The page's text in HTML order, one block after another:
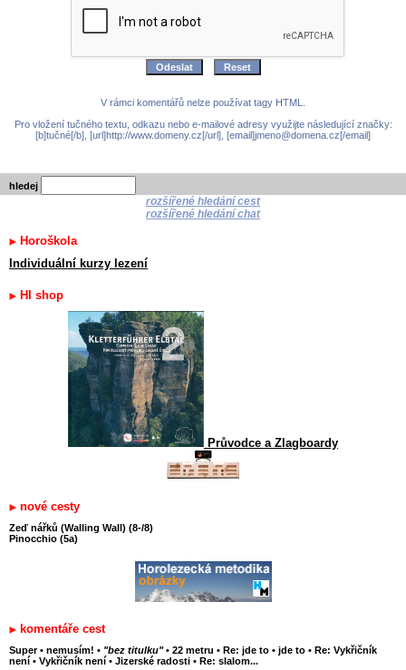
V rámci komentářů nelze používat tagy HTML.
Pro vložení tučného textu, odkazu nebo e-mailové adresy využijte následující značky:
[b]tučné[/b], [url]http://www.domeny.cz[/url], [email]jmeno@domena.cz[/email]
hledej
rozšířené hledání cest
rozšířené hledání chat
Horoškola
Individuální kurzy lezení
HI shop
Průvodce a Zlagboardy
nové cesty
Zeď nářků (Walling Wall) (8-/8)
Pinocchio (5a)
komentáře cest
Super • nemusím! • "bez titulku" • 22 metru • Re: jde to • jde to • Re: Vykřičník
není • Vykřičník není • Jizerské radosti • Re: slalom...